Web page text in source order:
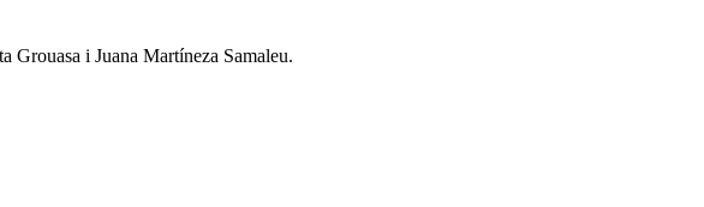
i Juana Martíneza Samaleu.